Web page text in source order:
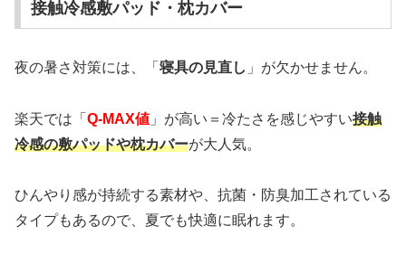
接触冷感敷パッド・枕カバー
夜の暑さ対策には、「 寝具の見直し 」が欠かせません。
楽天では「 Q-MAX値 」が高い＝冷たさを感じやすい接触
冷感の敷パッドや枕カバーが大人気。
ひんやり感が持続する素材や、抗菌・防臭加工されている
タイプもあるので、夏でも快適に眠れます。